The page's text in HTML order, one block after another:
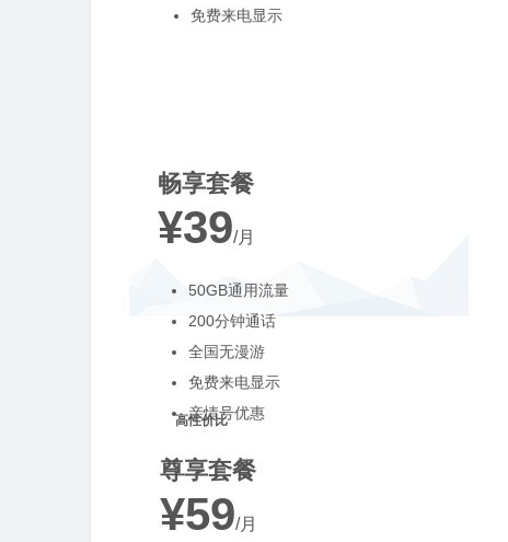
免费来电显示
畅享套餐
¥39/月
50GB通用流量
200分钟通话
全国无漫游
免费来电显示
亲情号优惠
高性价比
尊享套餐
¥59/月